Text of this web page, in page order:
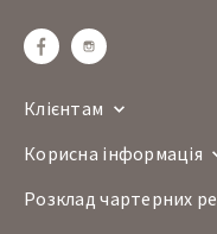
Клієнтам
Корисна інформація
Розклад чартерних